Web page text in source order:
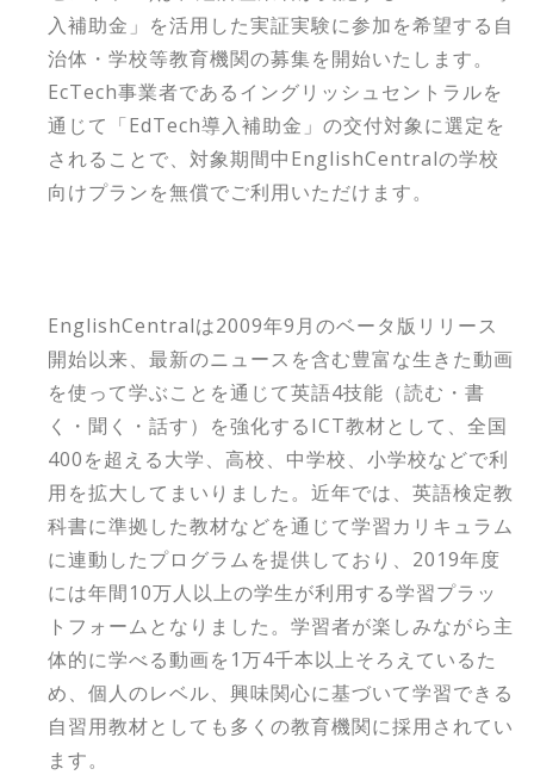
入補助金」を活用した実証実験に参加を希望する自
治体・学校等教育機関の募集を開始いたします。
EcTech事業者であるイングリッシュセントラルを
通じて「EdTech導入補助金」の交付対象に選定を
されることで、対象期間中EnglishCentralの学校
向けプランを無償でご利用いただけます。
EnglishCentralは2009年9月のベータ版リリース
開始以来、最新のニュースを含む豊富な生きた動画
を使って学ぶことを通じて英語4技能（読む・書
く・聞く・話す）を強化するICT教材として、全国
400を超える大学、高校、中学校、小学校などで利
用を拡大してまいりました。近年では、英語検定教
科書に準拠した教材などを通じて学習カリキュラム
に連動したプログラムを提供しており、2019年度
には年間10万人以上の学生が利用する学習プラッ
トフォームとなりました。学習者が楽しみながら主
体的に学べる動画を1万4千本以上そろえているた
め、個人のレベル、興味関心に基づいて学習できる
自習用教材としても多くの教育機関に採用されてい
ます。